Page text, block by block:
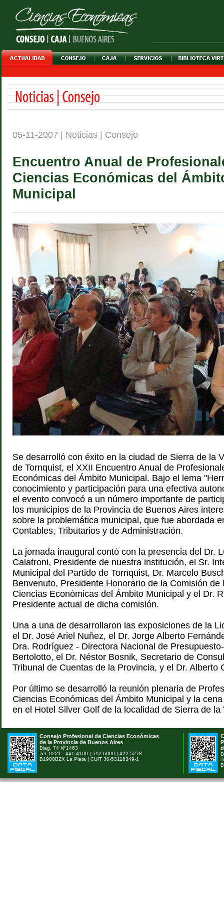
05-11-2007 | Noticias | Consejo
Encuentro Anual de
Ciencias Económicas del
Municipal
Se desarrolló con éxito en la ciudad de Sierra de la
de Tornquist, el XXII Encuentro Anual de
Económicas del Ámbito Municipal. Bajo el lema
conocimiento y participación para una efectiva
el evento convocó a un número importante de
los municipios de la Provincia de Buenos Aires
sobre la problemática municipal, que fue abordada
Contables, Tributarios y de Administración.
La jornada inaugural contó con la presencia del Dr.
Calatroni, Presidente de nuestra institución, el Sr.
Municipal del Partido de Tornquist, Dr. Marcelo
Benvenuto, Presidente Honorario de la Comisión de
Ciencias Económicas del Ámbito Municipal y el Dr.
Presidente actual de dicha comisión.
Una a una de desarrollaron las exposiciones de la
el Dr. José Ariel Nuñez, el Dr. Jorge Alberto
Dra. Rodríguez - Directora Nacional de
Bertolotto, el Dr. Néstor Bosnik, Secretario de
Tribunal de Cuentas de la Provincia, y el Dr.
Por último se desarrolló la reunión plenaria de
Ciencias Económicas del Ámbito Municipal y la
en el Hotel Silver Golf de la localidad de Sierra de la
Consejo Profesional de Ciencias Económicas
de la Provincia de Buenos Aires
Diag. 74 N°1463
Tel. 0221 - 441 4100 | 512 6000 | 422 5278
B1900BZK La Plata | CUIT 30-53118349-1